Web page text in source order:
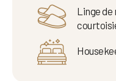
Linge de